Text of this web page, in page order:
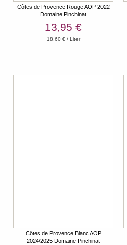
Côtes de Provence Rouge AOP 2022
Domaine Pinchinat
13,95 €
18,60 € / Liter
Côtes de Provence Blanc AOP
2024/2025 Domaine Pinchinat